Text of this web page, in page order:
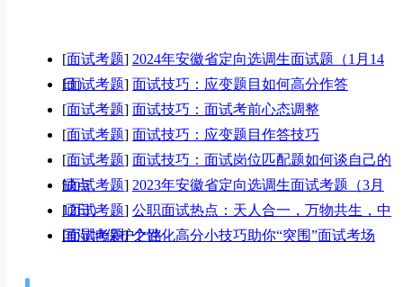
[面试考题] 2024年安徽省定向选调生面试题（1月14
日）
[面试考题] 面试技巧：应变题目如何高分作答
[面试考题] 面试技巧：面试考前心态调整
[面试考题] 面试技巧：应变题目作答技巧
[面试考题] 面试技巧：面试岗位匹配题如何谈自己的
缺点
[面试考题] 2023年安徽省定向选调生面试考题（3月
12日）
[面试考题] 公职面试热点：天人合一，万物共生，中
国湿地保护之路
[面试考题] 个性化高分小技巧助你“突围”面试考场